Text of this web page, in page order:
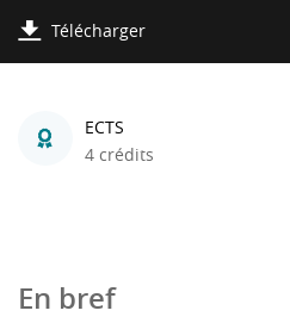
Télécharger
ECTS
4 crédits
En bref